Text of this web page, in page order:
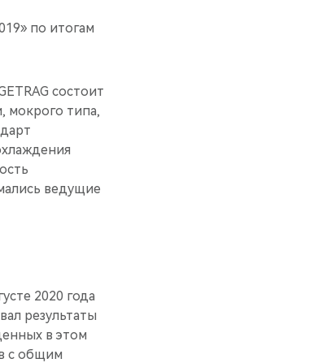
по итогам
состоит
мокрого типа,
ведущие
2020 года
результаты
в этом
с общим